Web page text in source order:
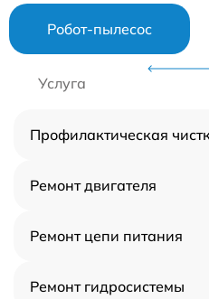
Робот-пылесос
Услуга
Профилактическая
Ремонт двигателя
Ремонт цепи питания
Ремонт гидросистемы